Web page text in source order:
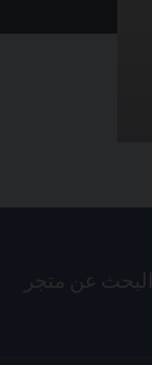
البحث عن متجر